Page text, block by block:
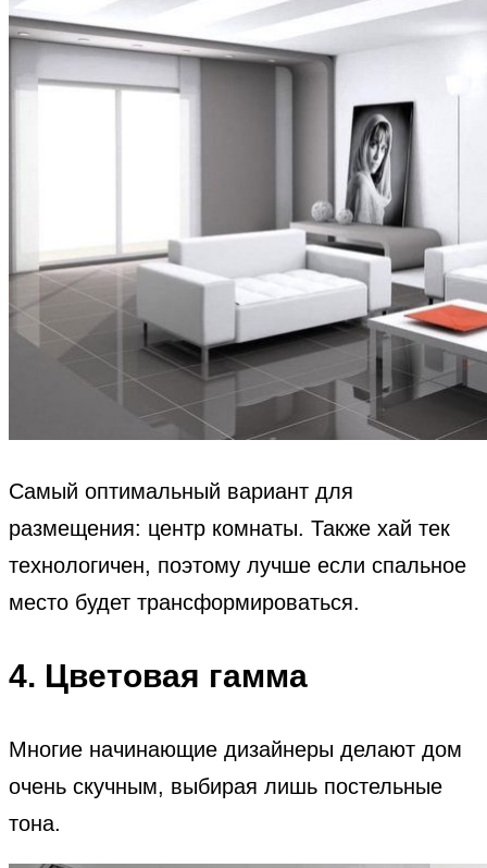
Самый оптимальный вариант для
размещения: центр комнаты. Также хай тек
технологичен, поэтому лучше если спальное
место будет трансформироваться.
4. Цветовая гамма
Многие начинающие дизайнеры делают дом
очень скучным, выбирая лишь постельные
тона.